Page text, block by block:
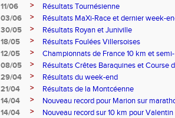
11/06
>
Résultats Tournésienne
03/06
>
Résultats MaXi-Race et dernier week-
30/05
>
Résultats Royan et Juniville
18/05
>
Résultats Foulées Villersoises
12/05
>
Championnats de France 10 km et
08/05
>
Résultats Crêtes Baraquines et Course
29/04
>
Résultats du week-end
21/04
>
Résultats de la Montcéenne
14/04
>
Nouveau record pour Marion sur
14/04
>
Nouveau record sur 10 km pour Valentin